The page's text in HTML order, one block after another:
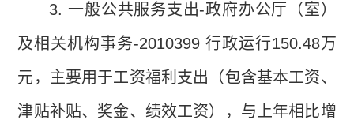
3.一般公共服务支出-政府办公厅（室）
及相关机构事务-2010399 行政运行150.48万
元，主要用于工资福利支出（包含基本工资、
津贴补贴、奖金、绩效工资），与上年相比增